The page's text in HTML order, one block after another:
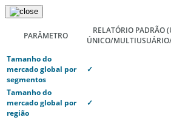
PARÂMETRO
RELATÓRIO PADRÃO
ÚNICO/
Tamanho do
mercado global por
segmentos
✓
Tamanho do
mercado global por
região
✓